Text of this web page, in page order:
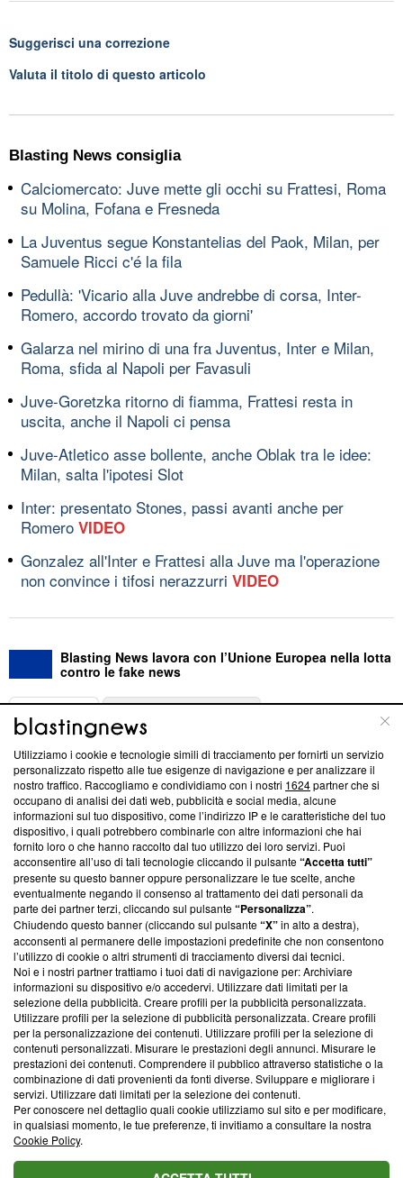
Suggerisci una correzione
Valuta il titolo di questo articolo
Blasting News consiglia
Calciomercato: Juve mette gli occhi su Frattesi, Roma
su Molina, Fofana e Fresneda
La Juventus segue Konstantelias del Paok, Milan, per
Samuele Ricci c'é la fila
Pedullà: 'Vicario alla Juve andrebbe di corsa, Inter-
Romero, accordo trovato da giorni'
Galarza nel mirino di una fra Juventus, Inter e Milan,
Roma, sfida al Napoli per Favasuli
Juve-Goretzka ritorno di fiamma, Frattesi resta in
uscita, anche il Napoli ci pensa
Juve-Atletico asse bollente, anche Oblak tra le idee:
Milan, salta l'ipotesi Slot
Inter: presentato Stones, passi avanti anche per
Romero VIDEO
Gonzalez all'Inter e Frattesi alla Juve ma l'operazione
non convince i tifosi nerazzurri VIDEO
Blasting News lavora con l’Unione Europea nella lotta
contro le fake news
ABOUT
Questa sezione offre informazioni trasparenti su Blasting
News, sui nostri processi editoriali e su come ci impegniamo a
creare news di qualità. Inoltre, afferma la nostra aderenza a
‘Trust Project - News with Integrity’Blasting News non è
ancora membro del programma, ma ha richiesto di farne
parte; Trust Project non ha ancora effettuato una verifica di
conformità agli standard.
Su di noi
Team editoriale
Corporate
Redazione
Informativa Privacy
Cookie Policy
Blasting SA, IDI CHE-247.845.224, Via Carlo Frasca, 3 - 6900
Lugano (Svizzera) Tel:+39 0690258937
© 2026 Blasting News
Utilizziamo i cookie e tecnologie simili di tracciamento per fornirti un servizio
personalizzato rispetto alle tue esigenze di navigazione e per analizzare il
nostro traffico. Raccogliamo e condividiamo con i nostri 1624partner che si
occupano di analisi dei dati web, pubblicità e social media, alcune
informazioni sul tuo dispositivo, come l’indirizzo IP e le caratteristiche del tuo
dispositivo, i quali potrebbero combinarle con altre informazioni che hai
fornito loro o che hanno raccolto dal tuo utilizzo dei loro servizi. Puoi
acconsentire all’uso di tali tecnologie cliccando il pulsante“Accetta tutti”
presente su questo banner oppure personalizzare le tue scelte, anche
eventualmente negando il consenso al trattamento dei dati personali da
parte dei partner terzi, cliccando sul pulsante“Personalizza”.
Chiudendo questo banner (cliccando sul pulsante“X”in alto a destra),
acconsenti al permanere delle impostazioni predefinite che non consentono
l’utilizzo di cookie o altri strumenti di tracciamento diversi dai tecnici.
Noi e i nostri partner trattiamo i tuoi dati di navigazione per: Archiviare
informazioni su dispositivo e/o accedervi. Utilizzare dati limitati per la
selezione della pubblicità. Creare profili per la pubblicità personalizzata.
Utilizzare profili per la selezione di pubblicità personalizzata. Creare profili
per la personalizzazione dei contenuti. Utilizzare profili per la selezione di
contenuti personalizzati. Misurare le prestazioni degli annunci. Misurare le
prestazioni dei contenuti. Comprendere il pubblico attraverso statistiche o la
combinazione di dati provenienti da fonti diverse. Sviluppare e migliorare i
servizi. Utilizzare dati limitati per la selezione dei contenuti.
Per conoscere nel dettaglio quali cookie utilizziamo sul sito e per modificare,
in qualsiasi momento, le tue preferenze, ti invitiamo a consultare la nostra
Cookie Policy.